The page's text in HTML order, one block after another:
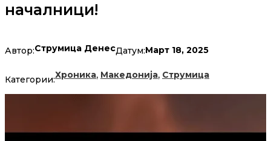
началници!
Автор:Струмица ДенесДатум:Март 18, 2025
Категории:Хроника, Македонија, Струмица